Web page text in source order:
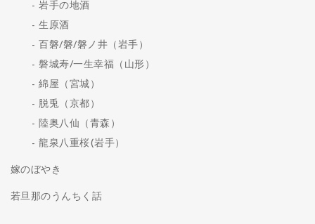
岩手の地酒
生原酒
百磐/磐/磐ノ井（岩手）
磐城寿/一生幸福（山形）
綿屋（宮城）
脱兎（京都）
陸奥八仙（青森）
龍泉八重桜(岩手）
嫁のぼやき
若旦那のうんちく話